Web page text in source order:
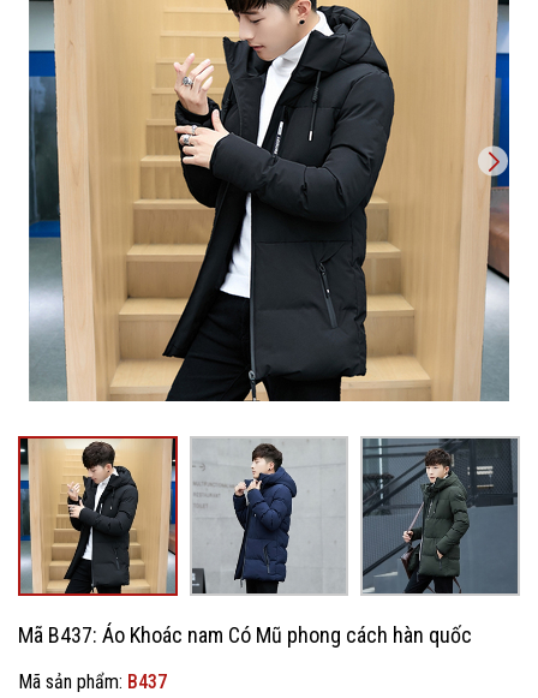
Mã B437: Áo Khoác nam Có Mũ phong cách hàn quốc
Mã sản phẩm: B437